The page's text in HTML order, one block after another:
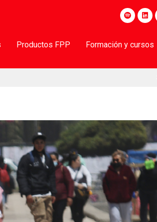
Productos FPP Formación y cursos